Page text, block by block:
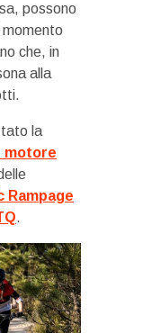
possono
che, in
alla
la
motore
Rampage
.